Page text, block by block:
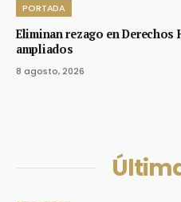
PORTADA
Eliminan rezago en
ampliados
8 agosto, 2026